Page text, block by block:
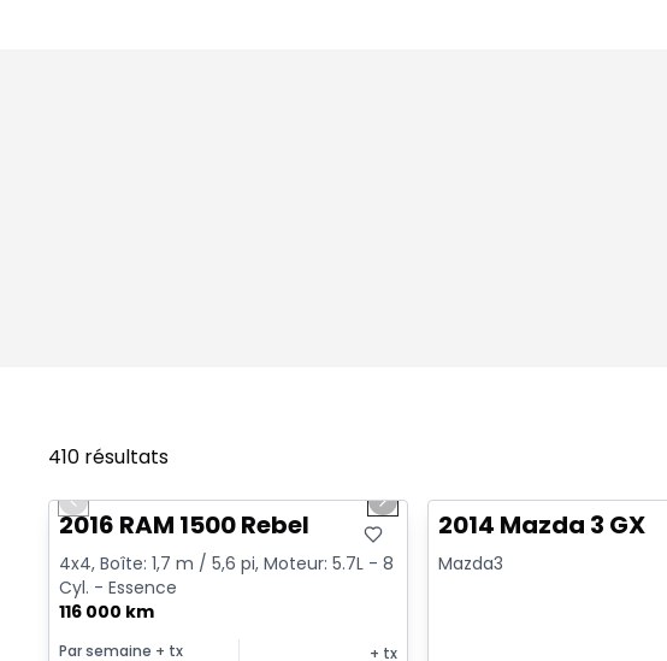
410 résultats
Très bonne offre
Previous slide Next slide
2016 RAM 1500 Rebel
4x4, Boîte: 1,7 m / 5,6 pi, Moteur: 5.7L - 8
Cyl. - Essence
116 000 km
Par semaine + tx + tx
2014 Mazda 3 GX
Mazda3